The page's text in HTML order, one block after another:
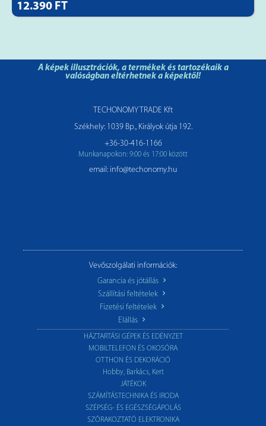
12.390 FT
A képek illusztrációk, a termékek és tartozékaik a
valóságban eltérhetnek a képektől!
TECHONOMY TRADE Kft
Székhely: 1039 Bp., Királyok útja 192.
+36-30-416-1166
Munkanapokon: 9:00 és 17:00 között
email: info@techonomy.hu
Vevőszolgálati információk:
Garancia és jótállás
Szállítási feltételek
Fizetési feltételek
Elállás
HÁZTARTÁSI GÉPEK ÉS EDÉNYZET
MOBILTELEFON ÉS OKOSÓRA
OTTHON ÉS DEKORÁCIÓ
Hobby, Barkács, Kert
JÁTÉKOK
SZÁMÍTÁSTECHNIKA ÉS IRODA
SZÉPSÉG- ÉS EGÉSZSÉGÁPOLÁS
SZÓRAKOZTATÓ ELEKTRONIKA